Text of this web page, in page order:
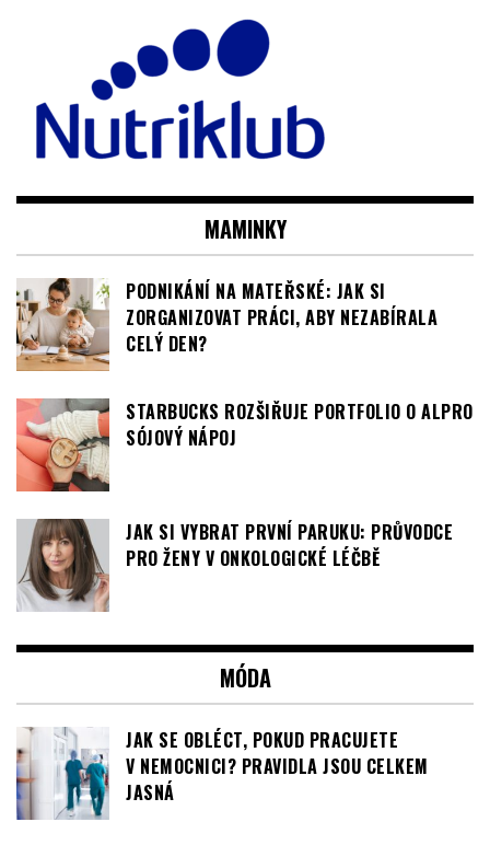
MAMINKY
PODNIKÁNÍ NA MATEŘSKÉ: JAK SI
ZORGANIZOVAT PRÁCI, ABY NEZABÍRALA
CELÝ DEN?
STARBUCKS ROZŠIŘUJE PORTFOLIO O ALPRO
SÓJOVÝ NÁPOJ
JAK SI VYBRAT PRVNÍ PARUKU: PRŮVODCE
PRO ŽENY V ONKOLOGICKÉ LÉČBĚ
MÓDA
JAK SE OBLÉCT, POKUD PRACUJETE
V NEMOCNICI? PRAVIDLA JSOU CELKEM
JASNÁ